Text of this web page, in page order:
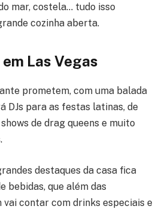
mar, costela… tudo isso
cozinha aberta.
Las Vegas
prometem, com uma balada
DJs para as festas latinas, de
de drag queens e muito
destaques da casa fica
bebidas, que além das
contar com drinks especiais e